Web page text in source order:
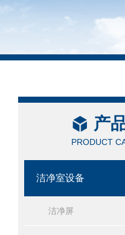
产
PRODUCT
洁净室设备
洁净屏